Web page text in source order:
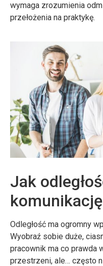
wymaga zrozumienia
przełożenia na praktykę.
Jak
Odległość ma ogromny
Wyobraź sobie duże,
pracownik ma co prawda
przestrzeni, ale… często